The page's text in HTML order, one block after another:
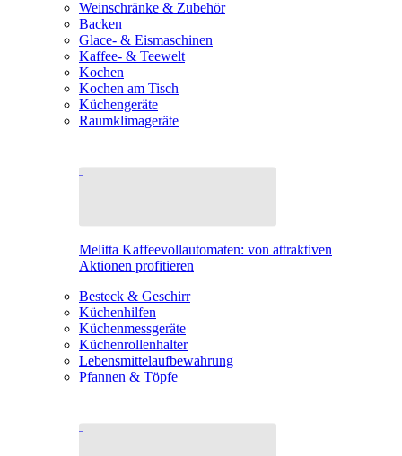
Weinschränke & Zubehör
Backen
Glace- & Eismaschinen
Kaffee- & Teewelt
Kochen
Kochen am Tisch
Küchengeräte
Raumklimageräte
Melitta Kaffeevollautomaten: von attraktiven
Aktionen profitieren
Besteck & Geschirr
Küchenhilfen
Küchenmessgeräte
Küchenrollenhalter
Lebensmittelaufbewahrung
Pfannen & Töpfe